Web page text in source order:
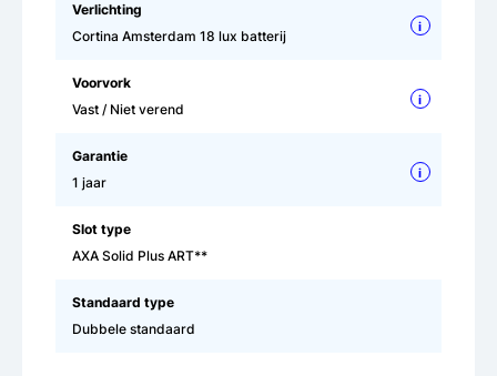
Verlichting
Cortina Amsterdam 18 lux batterij
i
Voorvork
Vast / Niet verend
i
Garantie
1 jaar
i
Slot type
AXA Solid Plus ART**
Standaard type
Dubbele standaard